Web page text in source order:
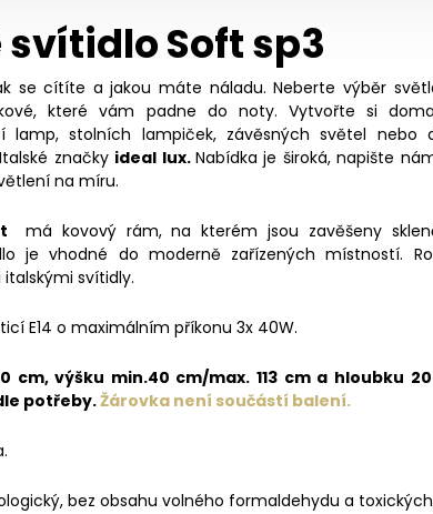
svítidlo Soft sp3
se cítíte a jakou máte náladu. Neberte výběr
které vám padne do noty. Vytvořte si
stolních lampiček, závěsných světel nebo
značky ideal lux.Nabídka je široká, napište
na míru.
má kovový rám, na kterém jsou zavěšeny
je vhodné do moderně zařízených místností.
svítidly.
E14 o maximálním příkonu 3x 40W.
cm, výšku min.40 cm/max. 113 cm a hloubku
potřeby.Žárovka není součástí balení.
bez obsahu volného formaldehydu a